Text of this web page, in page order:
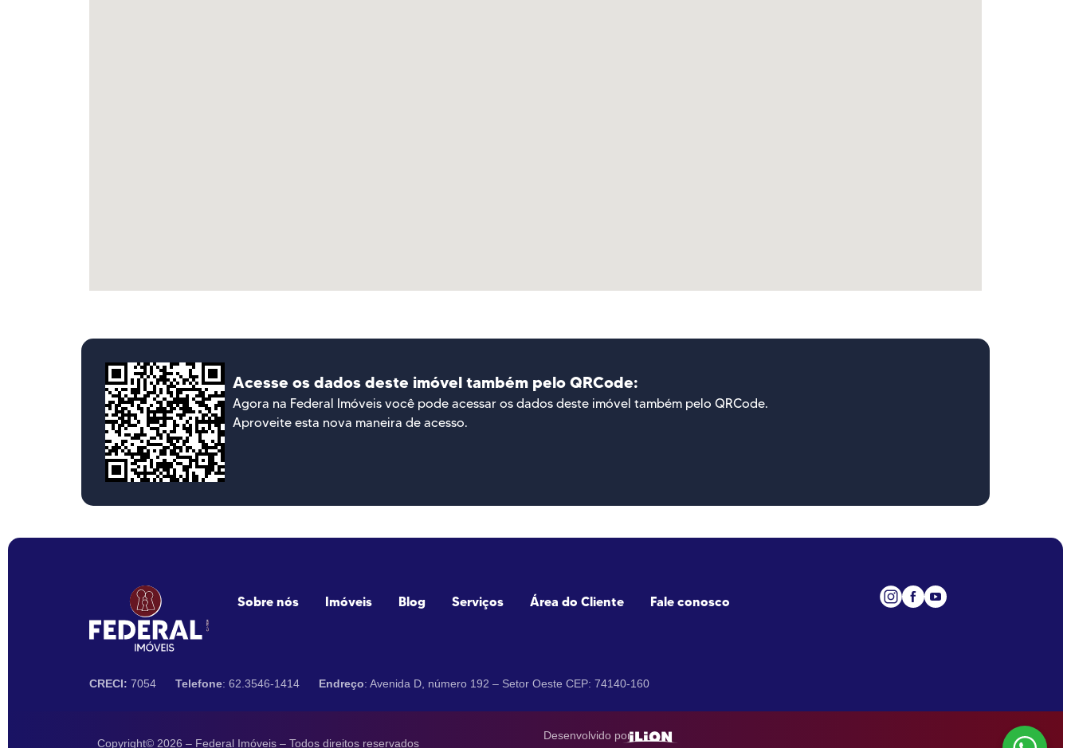
Acesse os dados deste imóvel também pelo QRCode:
Agora na Federal Imóveis você pode acessar os dados deste imóvel também pelo QRCode.
Aproveite esta nova maneira de acesso.
Sobre nós Imóveis Blog Serviços Área do Cliente Fale conosco
CRECI: 7054 Telefone: 62.3546-1414 Endreço: Avenida D, número 192 – Setor Oeste CEP: 74140-160
Copyright© 2026 – Federal Imóveis – Todos direitos reservados
Desenvolvido por: